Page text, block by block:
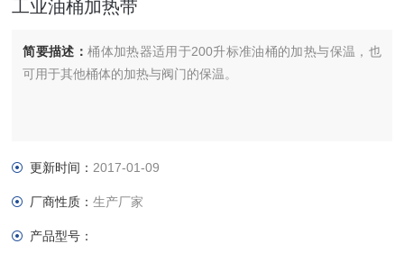
工业油桶加热带
简要描述：桶体加热器适用于200升标准油桶的加热与保温，也
可用于其他桶体的加热与阀门的保温。
更新时间： 2017-01-09
厂商性质：生产厂家
产品型号：